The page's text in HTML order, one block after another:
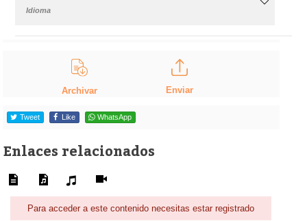
Idioma
Archivar Enviar
Tweet Like WhatsApp
Enlaces relacionados
Para acceder a este contenido necesitas estar registrado